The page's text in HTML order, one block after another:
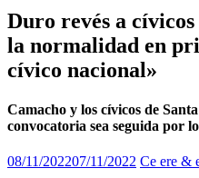
Duro revés a
la normalidad en
cívico nacional»
Camacho y los cívicos de
convocatoria sea seguida por
08/11/202207/11/2022 Ce ere &